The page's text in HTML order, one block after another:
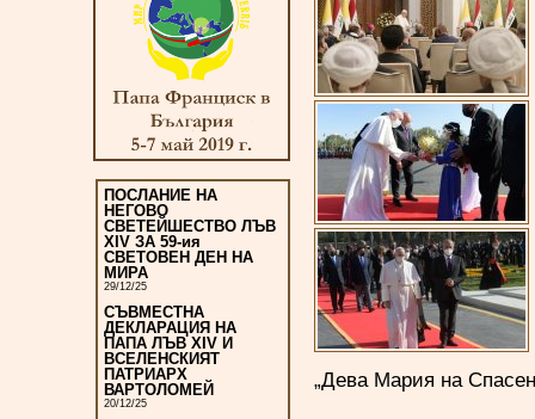
ПОСЛАНИЕ НА
НЕГОВО
СВЕТЕЙШЕСТВО ЛЪВ
XIV ЗА 59-ия
СВЕТОВЕН ДЕН НА
МИРА
29/12/25
СЪВМЕСТНА
ДЕКЛАРАЦИЯ НА
ПАПА ЛЪВ XIV И
ВСЕЛЕНСКИЯТ
ПАТРИАРХ
ВАРТОЛОМЕЙ
20/12/25
„Дева Мария на